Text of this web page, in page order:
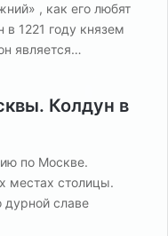
, как его любят
1221 году князем
является…
Колдун в
по Москве.
местах столицы.
славе